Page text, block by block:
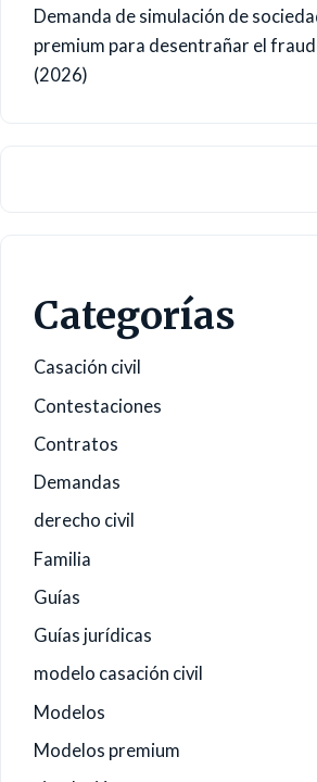
Demanda de simulación de
premium para desentrañar el
(2026)
Categorías
Casación civil
Contestaciones
Contratos
Demandas
derecho civil
Familia
Guías
Guías jurídicas
modelo casación civil
Modelos
Modelos premium